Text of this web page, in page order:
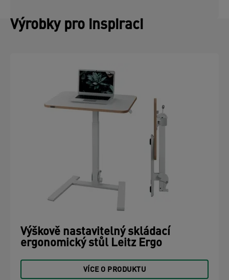
Výrobky pro inspiraci
Výškově nastavitelný skládací
ergonomický stůl Leitz Ergo
VÍCE O PRODUKTU